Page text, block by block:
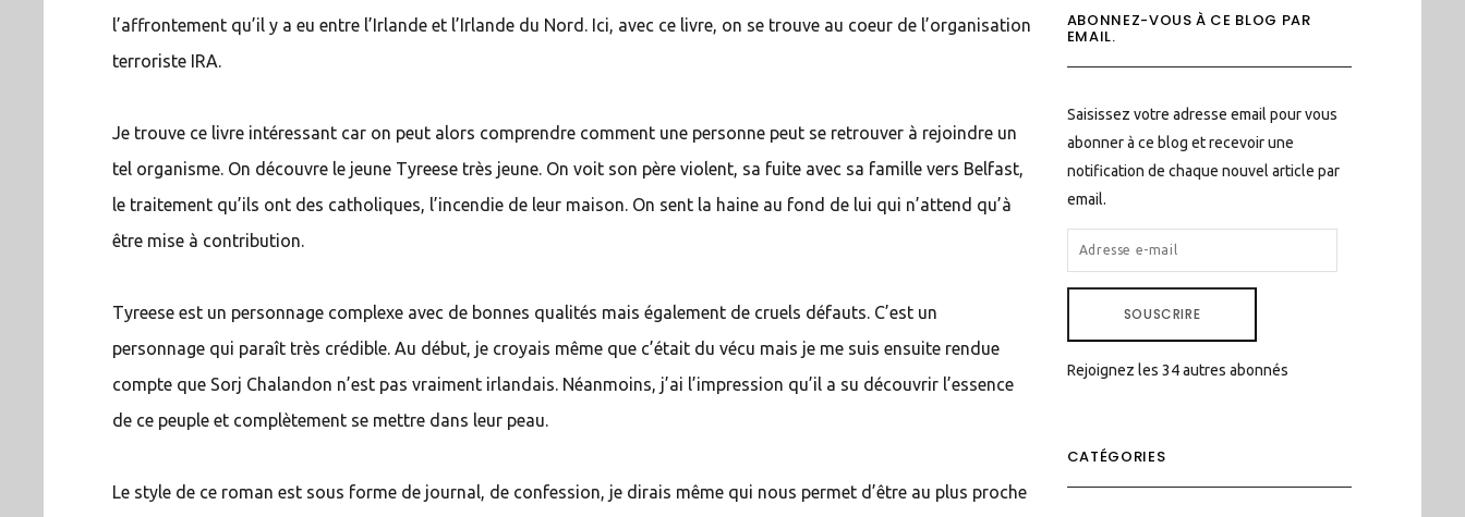
l’affrontement qu’il y a eu entre l’Irlande et l’Irlande du Nord. Ici, avec ce livre, on se trouve au coeur de l’organisation
terroriste IRA.
Je trouve ce livre intéressant car on peut alors comprendre comment une personne peut se retrouver à rejoindre un
tel organisme. On découvre le jeune Tyreese très jeune. On voit son père violent, sa fuite avec sa famille vers Belfast,
le traitement qu’ils ont des catholiques, l’incendie de leur maison. On sent la haine au fond de lui qui n’attend qu’à
être mise à contribution.
Tyreese est un personnage complexe avec de bonnes qualités mais également de cruels défauts. C’est un
personnage qui paraît très crédible. Au début, je croyais même que c’était du vécu mais je me suis ensuite rendue
compte que Sorj Chalandon n’est pas vraiment irlandais. Néanmoins, j’ai l’impression qu’il a su découvrir l’essence
de ce peuple et complètement se mettre dans leur peau.
Le style de ce roman est sous forme de journal, de confession, je dirais même qui nous permet d’être au plus proche
ABONNEZ-VOUS À CE BLOG PAR
EMAIL.
Saisissez votre adresse email pour vous
abonner à ce blog et recevoir une
notification de chaque nouvel article par
email.
ADRESSE
E-
SOUSCRIRE
Rejoignez les 34 autres abonnés
CATÉGORIES